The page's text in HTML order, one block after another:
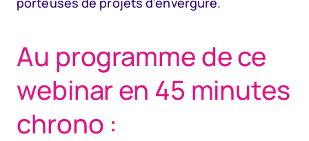
Au programme de ce
webinar en 45 minutes
chrono :